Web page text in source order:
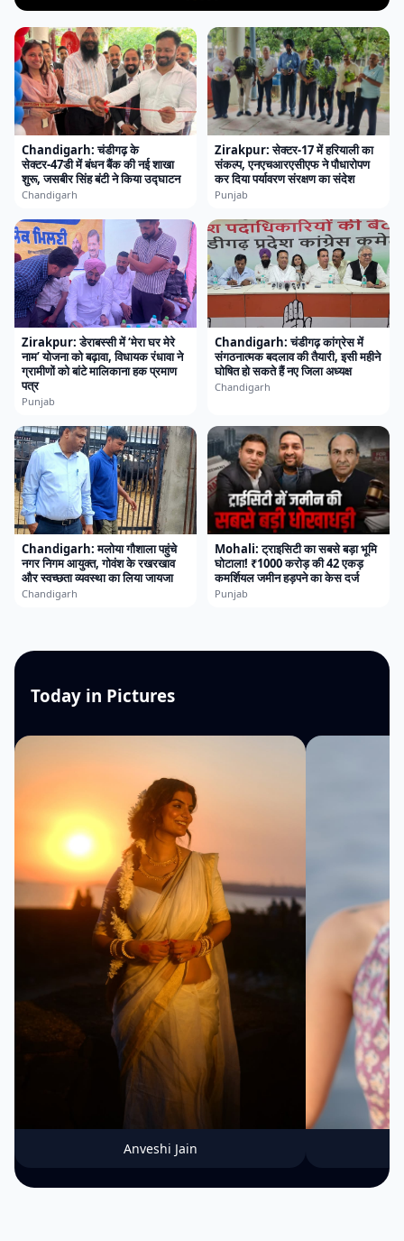
Chandigarh: चंडीगढ़ के
सेक्टर-47डी में बंधन बैंक की नई शाखा
शुरू, जसबीर सिंह बंटी ने किया उद्घाटन
Chandigarh
Zirakpur: सेक्टर-17 में हरियाली का
संकल्प, एनएचआरएसीएफ ने पौधारोपण
कर दिया पर्यावरण संरक्षण का संदेश
Punjab
Zirakpur: डेराबस्सी में ‘मेरा घर मेरे
नाम’ योजना को बढ़ावा, विधायक रंधावा ने
ग्रामीणों को बांटे मालिकाना हक प्रमाण
पत्र
Punjab
Chandigarh: चंडीगढ़ कांग्रेस में
संगठनात्मक बदलाव की तैयारी, इसी महीने
घोषित हो सकते हैं नए जिला अध्यक्ष
Chandigarh
Chandigarh: मलोया गौशाला पहुंचे
नगर निगम आयुक्त, गोवंश के रखरखाव
और स्वच्छता व्यवस्था का लिया जायजा
Chandigarh
Mohali: ट्राइसिटी का सबसे बड़ा भूमि
घोटाला! ₹1000 करोड़ की 42 एकड़
कमर्शियल जमीन हड़पने का केस दर्ज
Punjab
Today in Pictures
Anveshi Jain